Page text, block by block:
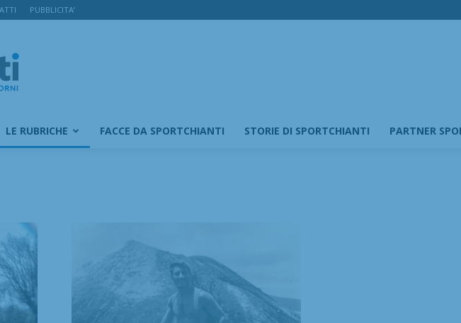
PUBBLICITA’
LE RUBRICHE FACCE DA SPORTCHIANTI STORIE DI SPORTCHIANTI PARTNER